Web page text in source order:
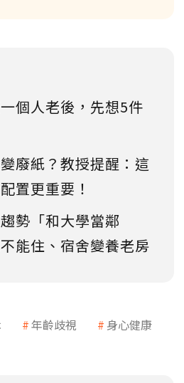
個人老後，先想5件
廢紙？教授提醒：這
置更重要！
勢「和大學當鄰
能住、宿舍變養老房
年齡歧視
身心健康